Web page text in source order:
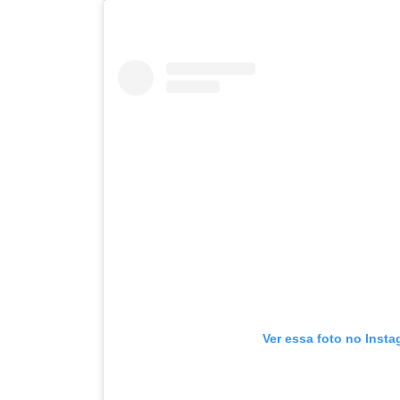
Ver essa foto no